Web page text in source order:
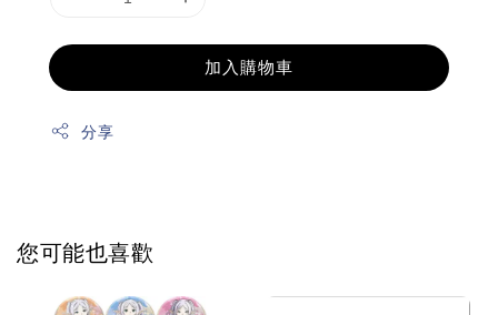
加入購物車
分享
您可能也喜歡